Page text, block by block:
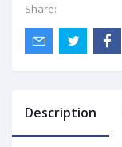
Share:
Description